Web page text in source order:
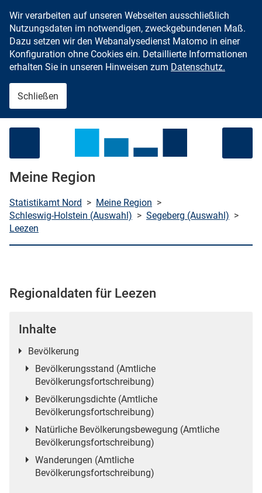
Zum Inhalt springen
Wir verarbeiten auf unseren Webseiten ausschließlich
Nutzungsdaten im notwendigen, zweckgebundenen Maß.
Dazu setzen wir den Webanalysedienst Matomo in einer
Konfiguration ohne Cookies ein. Detaillierte Informationen
erhalten Sie in unseren Hinweisen zum Datenschutz.
Schließen
Meine Region
Statistikamt Nord > Meine Region >
Schleswig-Holstein (Auswahl) > Segeberg (Auswahl) >
Leezen
Regionaldaten für Leezen
Inhalte
Bevölkerung
Bevölkerungsstand (Amtliche
Bevölkerungsfortschreibung)
Bevölkerungsdichte (Amtliche
Bevölkerungsfortschreibung)
Natürliche Bevölkerungsbewegung (Amtliche
Bevölkerungsfortschreibung)
Wanderungen (Amtliche
Bevölkerungsfortschreibung)